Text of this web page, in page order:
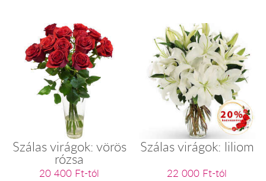
Szálas virágok: vörös
rózsa
20 400 Ft-tól
Szálas virágok: liliom
22 000 Ft-tól